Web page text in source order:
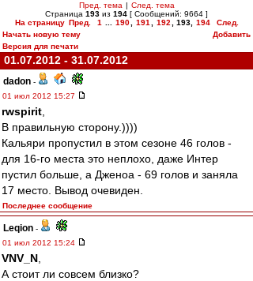
Пред. тема | След. тема
Страница 193 из 194 [ Сообщений: 9664 ]
На страницу Пред. 1 190 191 192 193, 194
След.
Начать новую тему
Добавить
Версия для печати
01.07.2012 - 31.07.2012
dadon -
01 июл 2012 15:27
rwspirit
В правильную сторону.))))
Кальяри пропустил в этом сезоне 46 голов -
для 16-го места это неплохо, даже Интер
пустил больше, а Дженоа - 69 голов и заняла
17 место. Вывод очевиден.
Последнее сообщение
Leqion -
01 июл 2012 15:24
VNV_N
А стоит ли совсем близко?